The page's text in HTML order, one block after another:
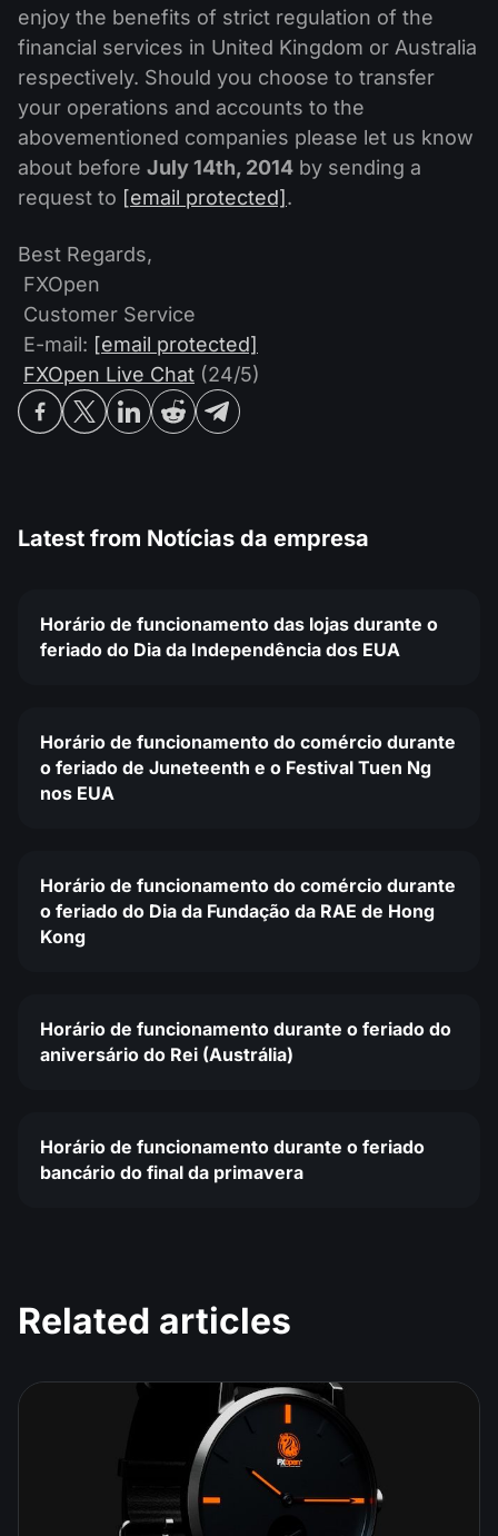
enjoy the benefits of strict regulation of the
financial services in United Kingdom or Australia
respectively. Should you choose to transfer
your operations and accounts to the
abovementioned companies please let us know
about before July 14th, 2014 by sending a
request to [email protected] .
Best Regards,
FXOpen
Customer Service
E-mail: [email protected]
FXOpen Live Chat (24/5)
Latest from Notícias da empresa
Horário de funcionamento das lojas durante o
feriado do Dia da Independência dos EUA
Horário de funcionamento do comércio durante
o feriado de Juneteenth e o Festival Tuen Ng
nos EUA
Horário de funcionamento do comércio durante
o feriado do Dia da Fundação da RAE de Hong
Kong
Horário de funcionamento durante o feriado do
aniversário do Rei (Austrália)
Horário de funcionamento durante o feriado
bancário do final da primavera
Related articles